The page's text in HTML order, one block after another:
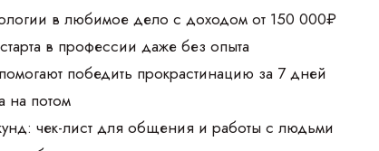
в любимое дело с доходом от 150 000₽
в профессии даже без опыта
победить прокрастинацию за 7 дней
на потом
чек-лист для общения и работы с людьми